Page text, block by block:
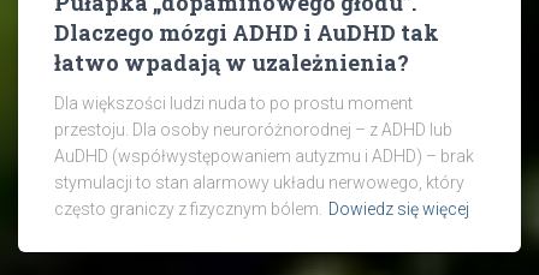
Dlaczego mózgi ADHD i AuDHD tak
łatwo wpadają w uzależnienia?
Dla większości ludzi nuda to po prostu moment
przestoju. Dla osoby neuroróżnorodnej – z ADHD lub
AuDHD (współwystępowaniem autyzmu i ADHD) – brak
stymulacji to stan alarmowy układu nerwowego, który
często graniczy z fizycznym bólem.
Dowiedz się więcej